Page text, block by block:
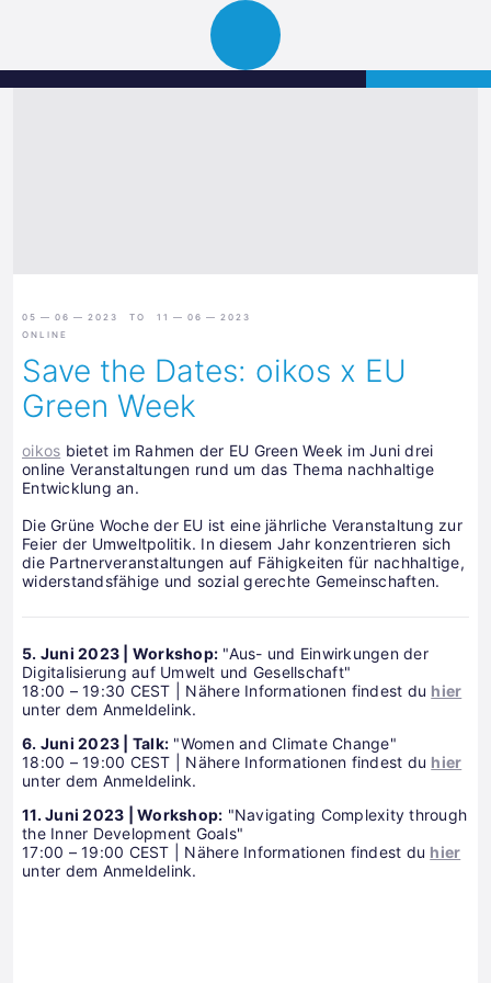
Graz
Open
05 — 06 — 2023 TO 11 — 06 — 2023
ONLINE
Save the Dates: oikos x EU
Green Week
oikos bietet im Rahmen der EU Green Week im Juni drei
online Veranstaltungen rund um das Thema nachhaltige
Entwicklung an.
Die Grüne Woche der EU ist eine jährliche Veranstaltung zur
Feier der Umweltpolitik. In diesem Jahr konzentrieren sich
die Partnerveranstaltungen auf Fähigkeiten für nachhaltige,
widerstandsfähige und sozial gerechte Gemeinschaften.
5. Juni 2023 | Workshop: "Aus- und Einwirkungen der
Digitalisierung auf Umwelt und Gesellschaft"
18:00 – 19:30 CEST | Nähere Informationen findest du hier
unter dem Anmeldelink.
6. Juni 2023 | Talk: "Women and Climate Change"
18:00 – 19:00 CEST | Nähere Informationen findest du hier
unter dem Anmeldelink.
11. Juni 2023 | Workshop: "Navigating Complexity through
the Inner Development Goals"
17:00 – 19:00 CEST | Nähere Informationen findest du hier
unter dem Anmeldelink.